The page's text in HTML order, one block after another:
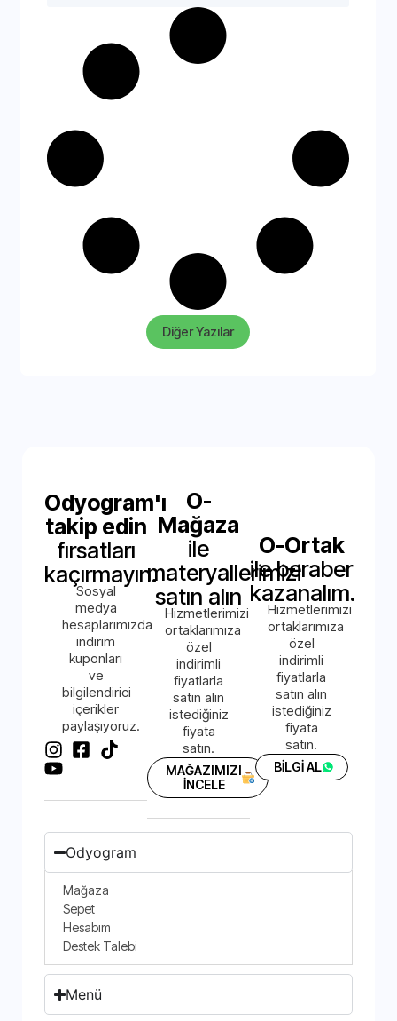
Diğer Yazılar
Odyogram'ı
takip edin
fırsatları
kaçırmayın.
Sosyal
medya
hesaplarımızda
indirim
kuponları
ve
bilgilendirici
içerikler
paylaşıyoruz.
O-
Mağaza
ile
materyallerimizi
satın alın
Hizmetlerimizi
ortaklarımıza
özel
indirimli
fiyatlarla
satın alın
istediğiniz
fiyata
satın.
MAĞAZIMIZI
İNCELE
O-Ortak
ile beraber
kazanalım.
Hizmetlerimizi
ortaklarımıza
özel
indirimli
fiyatlarla
satın alın
istediğiniz
fiyata
satın.
BİLGİ AL
Odyogram
Mağaza
Sepet
Hesabım
Destek Talebi
Menü